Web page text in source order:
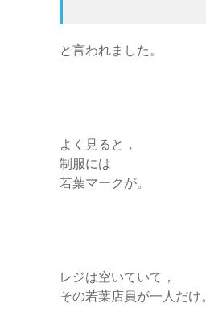
と言われました。
よく見ると，
制服には
若葉マークが。
レジは空いていて，
その若葉店員が一人だけ。